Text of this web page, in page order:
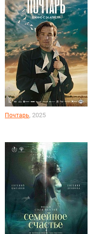
Почтарь, 2025